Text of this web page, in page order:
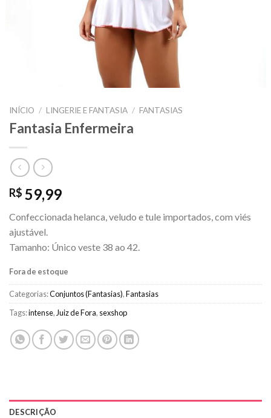
INÍCIO / LINGERIE E FANTASIA / FANTASIAS
Fantasia Enfermeira
R$ 59,99
Confeccionada helanca, veludo e tule importados, com viés
ajustável.
Tamanho: Único veste 38 ao 42.
Fora de estoque
Categorias:Conjuntos (Fantasias),Fantasias
Tags:intense,Juiz de Fora, sexshop
DESCRIÇÃO